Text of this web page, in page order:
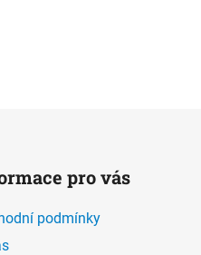
pro vás
podmínky